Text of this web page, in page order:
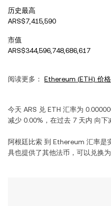
历史最高
ARS$7,415,590
市值
ARS$344,596,748,686,617
阅读更多： Ethereum (ETH) 价格
今天 ARS 兑 ETH 汇率为
减少 0.00% ，在过去 7 天内 向下
阿根廷比索 到 Ethereum 汇率是
具也提供了其他法币，可以兑换为